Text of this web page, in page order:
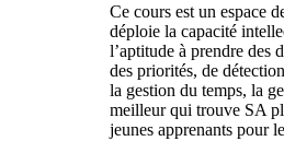
Ce cours est un espace
déploie la capacité
l’aptitude à prendre des
des priorités, de
la gestion du temps, la
meilleur qui trouve SA
jeunes apprenants pour